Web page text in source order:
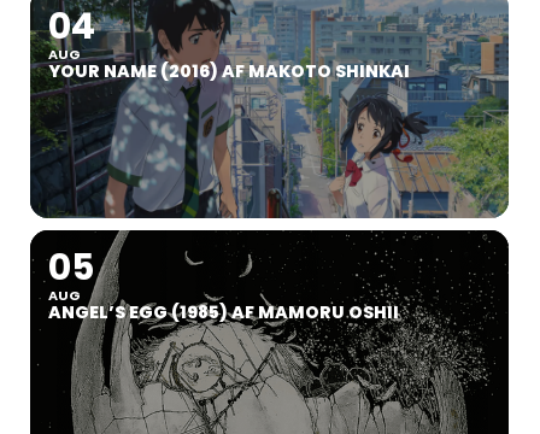
04
AUG
YOUR NAME (2016) AF MAKOTO SHINKAI
05
AUG
ANGEL’S EGG (1985) AF MAMORU OSHII